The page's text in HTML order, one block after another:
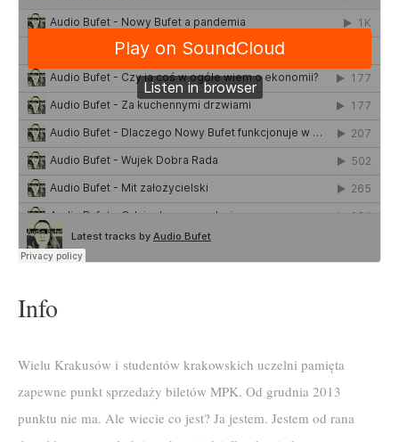
Info
Wielu Krakusów i studentów krakowskich uczelni pamięta
zapewne punkt sprzedaży biletów MPK. Od grudnia 2013
punktu nie ma. Ale wiecie co jest? Ja jestem. Jestem od rana